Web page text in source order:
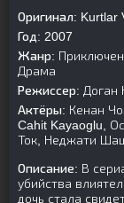
Оригинал: Kurtlar
Год: 2007
Жанр:
Драма
Режиссер: Доган
Актёры: Кенан
Cahit Kayaoglu,
Ток, Неджати
Описание: В
убийства
дочь стала